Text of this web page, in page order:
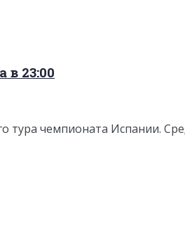
в 23:00
чемпионата Испании.